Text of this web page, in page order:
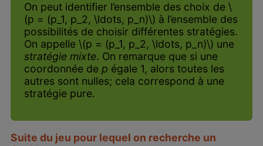
On peut identifier l’ensemble des choix de \
(p = (p_1, p_2, \ldots, p_n)\) à l’ensemble des
possibilités de choisir différentes stratégies.
On appelle \(p = (p_1, p_2, \ldots, p_n)\) une
stratégie mixte. On remarque que si une
coordonnée de p égale 1, alors toutes les
autres sont nulles; cela correspond à une
stratégie pure.
Suite du jeu pour lequel on recherche un